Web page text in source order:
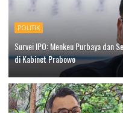
POLITIK
Survei IPO: Menkeu Purbaya dan
di Kabinet Prabowo